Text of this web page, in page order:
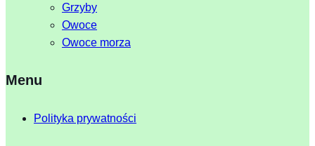
Grzyby
Owoce
Owoce morza
Menu
Polityka prywatności